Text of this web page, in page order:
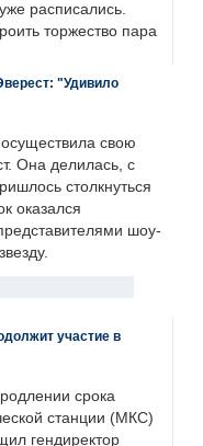
расписались.
торжество пара
"Удивило
свою
Она делилась, с
столкнуться
оказался
шоу-
участие в
срока
станции (МКС)
гендиректор